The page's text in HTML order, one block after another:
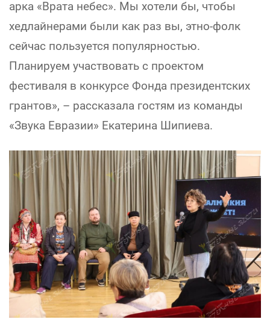
арка «Врата небес». Мы хотели бы, чтобы
хедлайнерами были как раз вы, этно-фолк
сейчас пользуется популярностью.
Планируем участвовать с проектом
фестиваля в конкурсе Фонда президентских
грантов», – рассказала гостям из команды
«Звука Евразии» Екатерина Шипиева.